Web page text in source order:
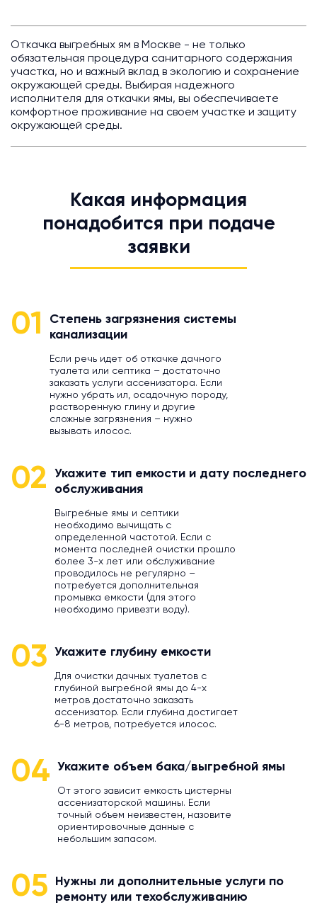
Откачка выгребных ям в Москве - не только
обязательная процедура санитарного содержания
участка, но и важный вклад в экологию и сохранение
окружающей среды. Выбирая надежного
исполнителя для откачки ямы, вы обеспечиваете
комфортное проживание на своем участке и защиту
окружающей среды.
Какая информация
понадобится при подаче
заявки
01
Степень загрязнения системы
канализации
Если речь идет об откачке дачного
туалета или септика – достаточно
заказать услуги ассенизатора. Если
нужно убрать ил, осадочную породу,
растворенную глину и другие
сложные загрязнения – нужно
вызывать илосос.
02
Укажите тип емкости и дату последнего
обслуживания
Выгребные ямы и септики
необходимо вычищать с
определенной частотой. Если с
момента последней очистки прошло
более 3-х лет или обслуживание
проводилось не регулярно –
потребуется дополнительная
промывка емкости (для этого
необходимо привезти воду).
03 Укажите глубину емкости
Для очистки дачных туалетов с
глубиной выгребной ямы до 4-х
метров достаточно заказать
ассенизатор. Если глубина достигает
6-8 метров, потребуется илосос.
04 Укажите объем бака/выгребной ямы
От этого зависит емкость цистерны
ассенизаторской машины. Если
точный объем неизвестен, назовите
ориентировочные данные с
небольшим запасом.
05
Нужны ли дополнительные услуги по
ремонту или техобслуживанию